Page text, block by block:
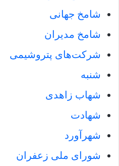
شامخ جهانی
شامخ مدیران
شرکت‌های پتروشیمی
شنبه
شهاب زاهدی
شهادت
شهرآورد
شورای ملی زعفران